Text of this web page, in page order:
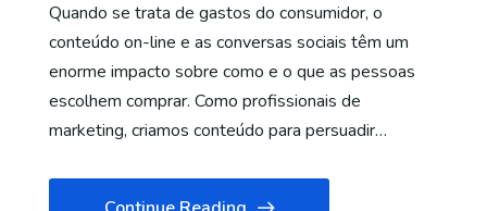
Quando se trata de gastos do consumidor, o
conteúdo on-line e as conversas sociais têm um
enorme impacto sobre como e o que as pessoas
escolhem comprar. Como profissionais de
marketing, criamos conteúdo para persuadir…